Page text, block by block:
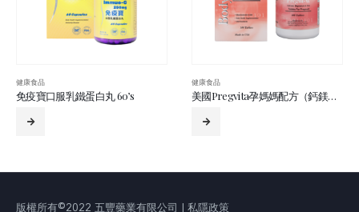
美國Pregvita孕媽媽配方（鈣鎂鋅）100’s 美國葉黃素精華 60’s
版權所有©2022 五豐藥業有限公司 | 私隱政策